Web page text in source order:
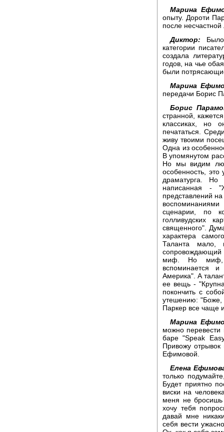
Марина
опыту. Дороти
после
Диктор:
категории
создала
годов, на чье
были
Марина
передачи Борис
Борис
странной,
классиках, но
печататься.
живу твоими
Одна из
В упомянутом
Но мы видим
особенность,
драматурга.
написанная -
представлений
сценарии, по
голливудских
священного".
характера
Таланта мало,
сопровождающий
миф. Но миф,
вспоминается
Америка". А
ее вещь -
покончить с
утешению: "Боже,
Паркер все чаще
Марина
можно
баре "Speak
Привожу отрывок
Ефимовой.
Елена
только
Будет приятно
виски на
меня не бросишь
хочу тебя
давай мне
себя вести